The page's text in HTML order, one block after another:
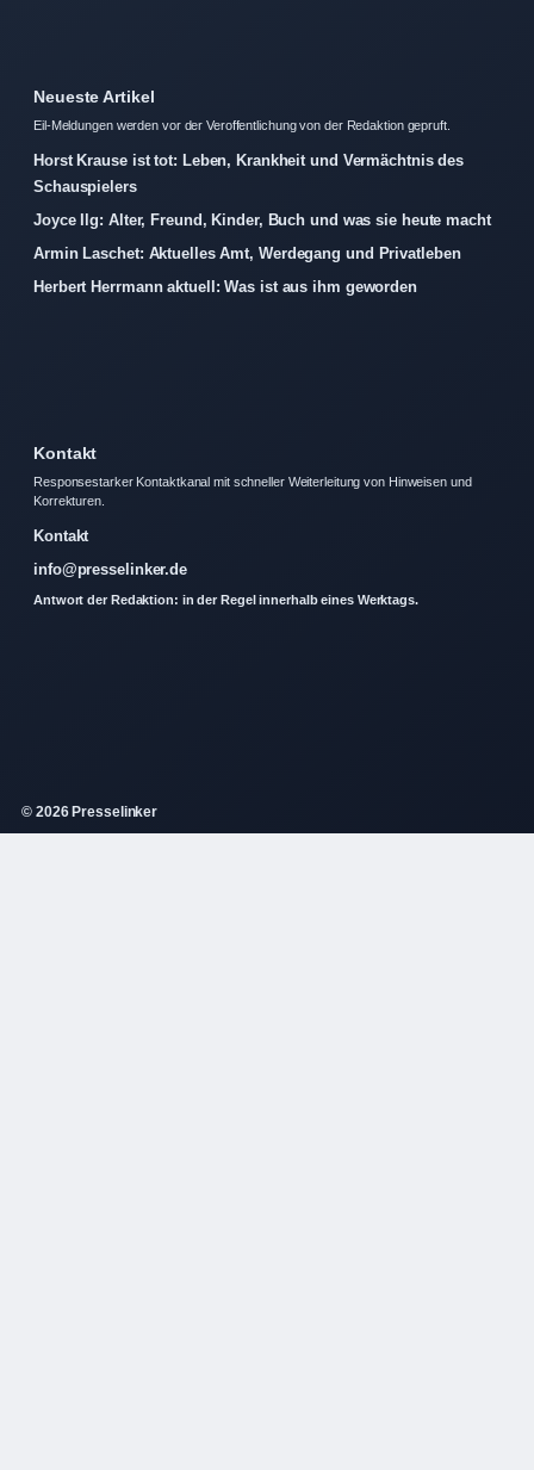
Neueste Artikel
Eil-Meldungen werden vor der Veroffentlichung von der Redaktion gepruft.
Horst Krause ist tot: Leben, Krankheit und Vermächtnis des
Schauspielers
Joyce Ilg: Alter, Freund, Kinder, Buch und was sie heute macht
Armin Laschet: Aktuelles Amt, Werdegang und Privatleben
Herbert Herrmann aktuell: Was ist aus ihm geworden
Kontakt
Responsestarker Kontaktkanal mit schneller Weiterleitung von Hinweisen und
Korrekturen.
Kontakt
info@presselinker.de
Antwort der Redaktion: in der Regel innerhalb eines Werktags.
© 2026 Presselinker